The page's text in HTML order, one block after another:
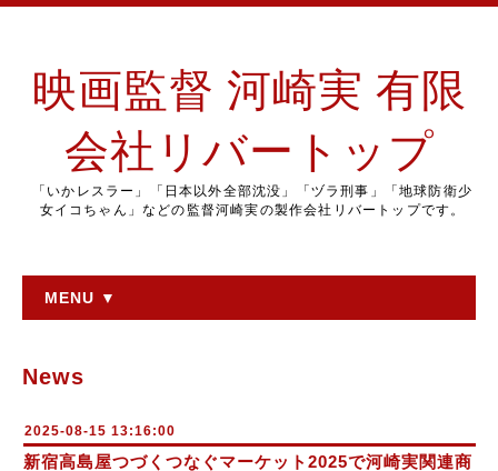
映画監督 河崎実 有限
会社リバートップ
「いかレスラー」「日本以外全部沈没」「ヅラ刑事」「地球防衛少
女イコちゃん」などの監督河崎実の製作会社リバートップです。
MENU ▼
News
2025-08-15 13:16:00
新宿高島屋つづくつなぐマーケット2025で河崎実関連商